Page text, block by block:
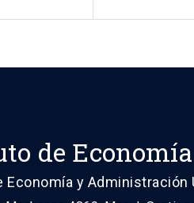
de Economía
Economía y Administración